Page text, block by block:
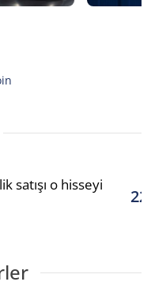
satışı o hisseyi